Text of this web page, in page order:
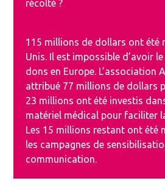
récolté ?
115 millions de dollars ont été
Unis. Il est impossible d’avoir
dons en Europe. L’association
attribué 77 millions de dollars
23 millions ont été investis
matériel médical pour faciliter
Les 15 millions restant ont été
les campagnes de
communication.